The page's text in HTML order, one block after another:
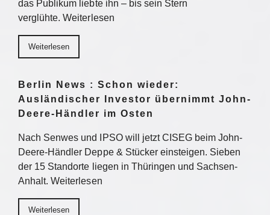
das Publikum liebte ihn – bis sein Stern
verglühte. Weiterlesen
Weiterlesen
Berlin News : Schon wieder:
Ausländischer Investor übernimmt John-
Deere-Händler im Osten
Nach Senwes und IPSO will jetzt CISEG beim John-
Deere-Händler Deppe & Stücker einsteigen. Sieben
der 15 Standorte liegen in Thüringen und Sachsen-
Anhalt. Weiterlesen
Weiterlesen